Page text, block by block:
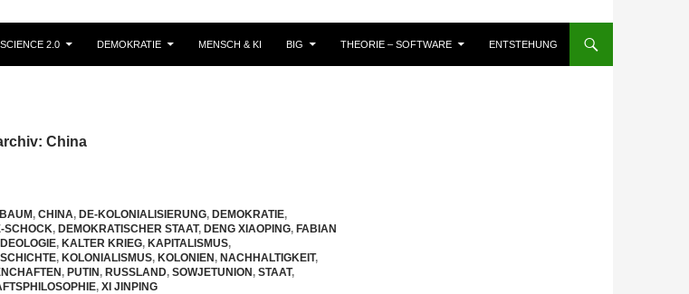
2.0 DEMOKRATIE MENSCH & KI BIG THEORIE – SOFTWARE ENTSTEHUNG
China
, CHINA, DE-KOLONIALISIERUNG, DEMOKRATIE,
SCHOCK, DEMOKRATISCHER STAAT, DENG XIAOPING, FABIAN
, KALTER KRIEG, KAPITALISMUS,
, KOLONIALISMUS, KOLONIEN, NACHHALTIGKEIT,
, PUTIN, RUSSLAND, SOWJETUNION, STAAT,
, XI JINPING